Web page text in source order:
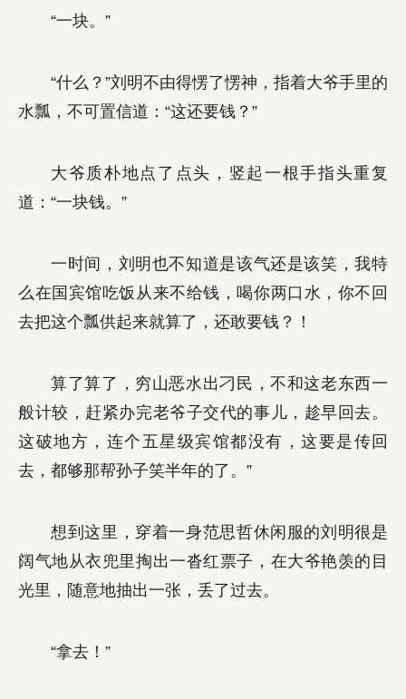
“一块。”
“什么？”刘明不由得愣了愣神，指着大爷手里的
水瓢，不可置信道：“这还要钱？”
大爷质朴地点了点头，竖起一根手指头重复
道：“一块钱。”
一时间，刘明也不知道是该气还是该笑，我特
么在国宾馆吃饭从来不给钱，喝你两口水，你不回
去把这个瓢供起来就算了，还敢要钱？！
算了算了，穷山恶水出刁民，不和这老东西一
般计较，赶紧办完老爷子交代的事儿，趁早回去。
这破地方，连个五星级宾馆都没有，这要是传回
去，都够那帮孙子笑半年的了。”
想到这里，穿着一身范思哲休闲服的刘明很是
阔气地从衣兜里掏出一沓红票子，在大爷艳羡的目
光里，随意地抽出一张，丢了过去。
“拿去！”